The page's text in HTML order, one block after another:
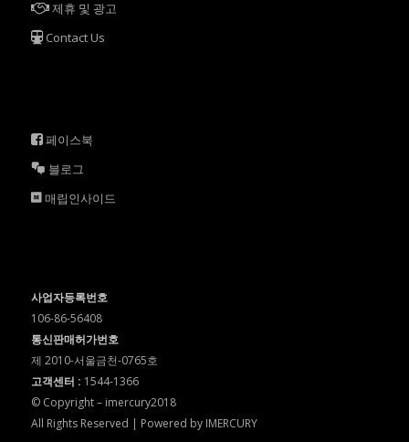
제휴 및 광고
Contact Us
페이스북
블로그
매립인사이드
사업자등록번호
106-86-56408
통신판매허가번호
제 2010-서울금천-0765호
고객센터 : 1544-1366
© Copyright – imercury2018
All Rights Reserved | Powered by IMERCURY